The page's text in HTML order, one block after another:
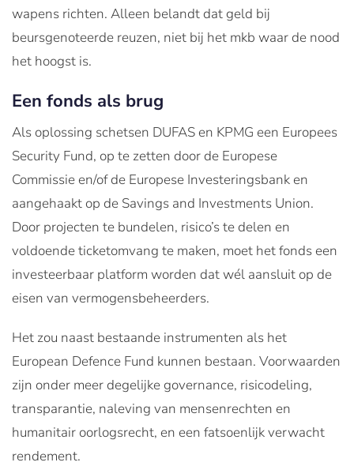
wapens richten. Alleen belandt dat geld bij
beursgenoteerde reuzen, niet bij het mkb waar de nood
het hoogst is.
Een fonds als brug
Als oplossing schetsen DUFAS en KPMG een Europees
Security Fund, op te zetten door de Europese
Commissie en/of de Europese Investeringsbank en
aangehaakt op de Savings and Investments Union.
Door projecten te bundelen, risico’s te delen en
voldoende ticketomvang te maken, moet het fonds een
investeerbaar platform worden dat wél aansluit op de
eisen van vermogensbeheerders.
Het zou naast bestaande instrumenten als het
European Defence Fund kunnen bestaan. Voorwaarden
zijn onder meer degelijke governance, risicodeling,
transparantie, naleving van mensenrechten en
humanitair oorlogsrecht, en een fatsoenlijk verwacht
rendement.